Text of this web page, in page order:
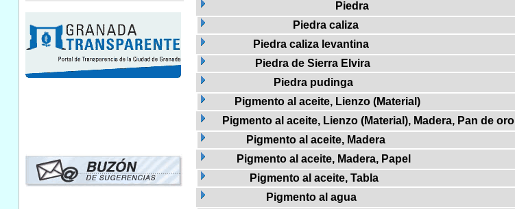
Piedra
Piedra caliza
Piedra caliza levantina
Piedra de Sierra Elvira
Piedra pudinga
Pigmento al aceite, Lienzo (Material)
Pigmento al aceite, Lienzo (Material), Madera, Pan de oro
Pigmento al aceite, Madera
Pigmento al aceite, Madera, Papel
Pigmento al aceite, Tabla
Pigmento al agua